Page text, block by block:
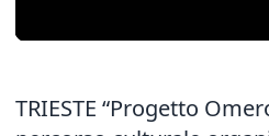
TRIESTE “Progetto